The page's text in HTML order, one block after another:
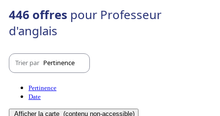
446 offres pour Professeur
d'anglais
Trier par Pertinence
Pertinence
Date
Afficher la carte (contenu non-accessible)